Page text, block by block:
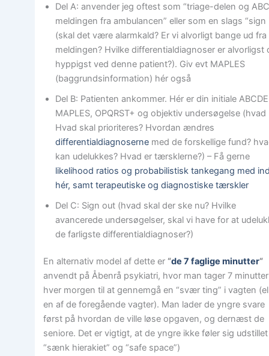
Del A: anvender jeg oftest som “triage-delen og
meldingen fra ambulancen” eller som en slags “sign
(skal det være alarmkald? Er vi alvorligt bange ud fra
meldingen? Hvilke differentialdiagnoser er alvorligst
hyppigst ved denne patient?). Giv evt MAPLES
(baggrundsinformation) hér også
Del B: Patienten ankommer. Hér er din initiale
MAPLES, OPQRST+ og objektiv undersøgelse (hvad
Hvad skal prioriteres? Hvordan ændres
differentialdiagnoserne med de forskellige fund?
kan udelukkes? Hvad er tærsklerne?) – Få gerne
likelihood ratios og probabilistisk tankegang med
hér, samt terapeutiske og diagnostiske tærskler
Del C: Sign out (hvad skal der ske nu? Hvilke
avancerede undersøgelser, skal vi have for at
de farligste differentialdiagnoser?)
En alternativ model af dette er “de 7 faglige minutter“
anvendt på Åbenrå psykiatri, hvor man tager 7 minutter
hver morgen til at gennemgå en “svær ting” i vagten
en af de foregående vagter). Man lader de yngre svare
først på hvordan de ville løse opgaven, og dernæst de
seniore. Det er vigtigt, at de yngre ikke føler sig
“sænk hierakiet” og “safe space”)